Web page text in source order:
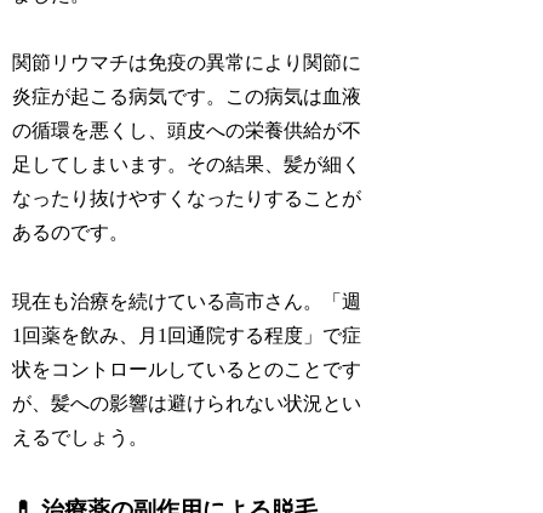
関節リウマチは免疫の異常により関節に
炎症が起こる病気です。この病気は血液
の循環を悪くし、頭皮への栄養供給が不
足してしまいます。その結果、髪が細く
なったり抜けやすくなったりすることが
あるのです。
現在も治療を続けている高市さん。「週
1回薬を飲み、月1回通院する程度」で症
状をコントロールしているとのことです
が、髪への影響は避けられない状況とい
えるでしょう。